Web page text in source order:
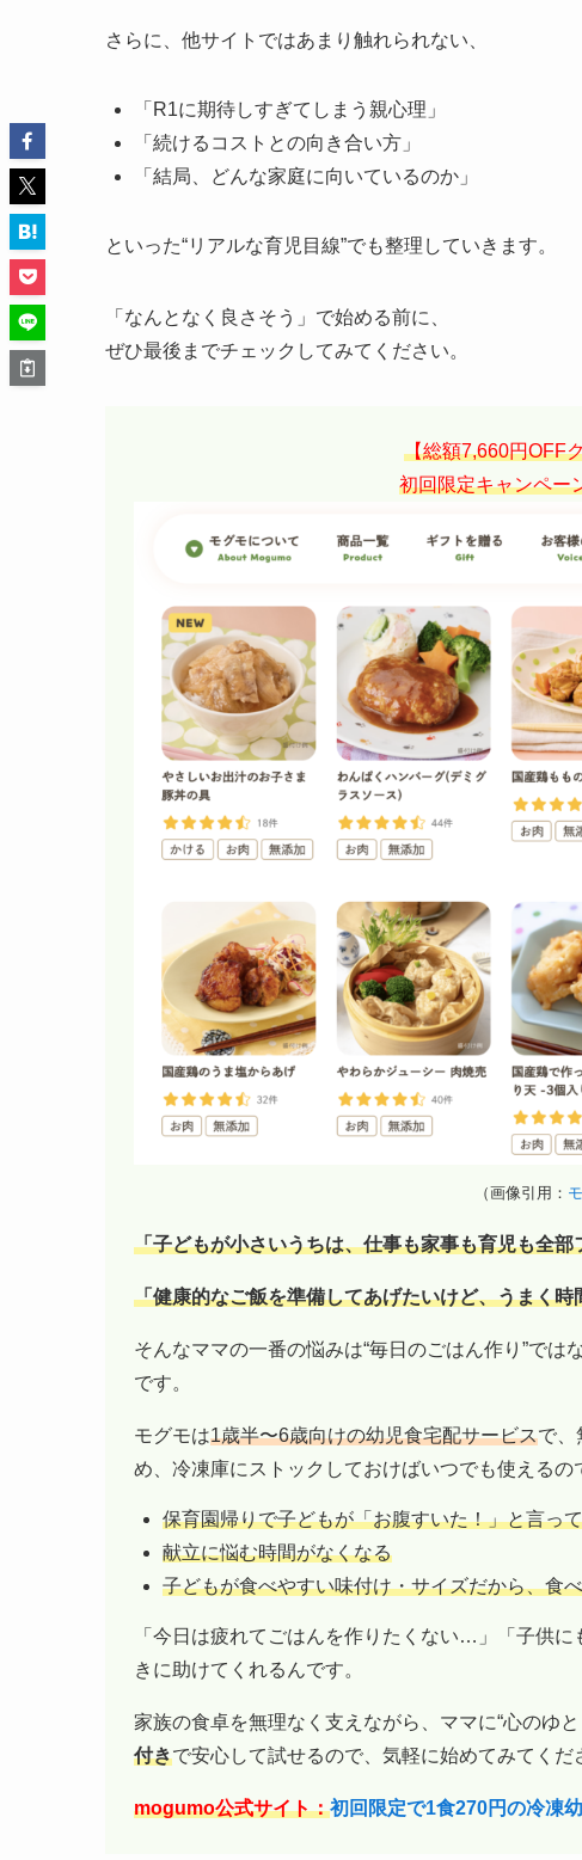
さらに、他サイトではあまり触れられない、
「R1に期待しすぎてしまう親心理」
「続けるコストとの向き合い方」
「結局、どんな家庭に向いているのか」
といった“リアルな育児目線”でも整理していきます。
「なんとなく良さそう」で始める前に、
ぜひ最後までチェックしてみてください。
【総額7,660円OFF
初回限定キャンペー
（画像引用：
「子どもが小さいうちは、仕事も家事も育児も全
「健康的なご飯を準備してあげたいけど、うまく
そんなママの一番の悩みは“毎日のごはん作り”で
です。
モグモは1歳半〜6歳向けの幼児食宅配サービスで、
め、冷凍庫にストックしておけばいつでも使えるの
保育園帰りで子どもが「お腹すいた！」と言っ
献立に悩む時間がなくなる
子どもが食べやすい味付け・サイズだから、食
「今日は疲れてごはんを作りたくない…」「子供
きに助けてくれるんです。
家族の食卓を無理なく支えながら、ママに“心のゆ
付きで安心して試せるので、気軽に始めてみてくだ
mogumo公式サイト：初回限定で1食270円の冷凍